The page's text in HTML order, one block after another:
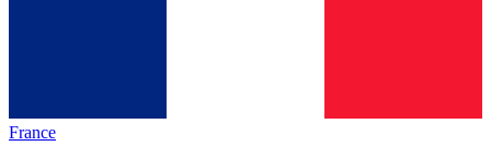
France